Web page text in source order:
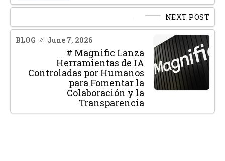
NEXT POST
BLOG June 7, 2026
# Magnific Lanza
Herramientas de IA
Controladas por Humanos
para Fomentar la
Colaboración y la
Transparencia